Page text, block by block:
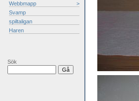
Webbmapp
>
Svamp
spiltaligan
Haren
Sök